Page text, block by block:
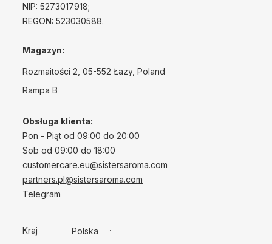
NIP: 5273017918;
REGON: 523030588.
Magazyn:
Rozmaitości 2, 05-552 Łazy, Poland
Rampa B
Obsługa klienta:
Pon - Piąt od 09:00 do 20:00
Sob od 09:00 do 18:00
customercare.eu@sistersaroma.com
partners.pl@sistersaroma.com
Telegram
Kraj Polska